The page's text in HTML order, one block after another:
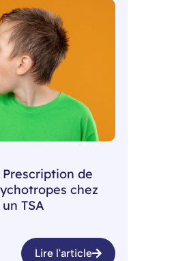
Prescription de
chez
TSA
Lire l'article